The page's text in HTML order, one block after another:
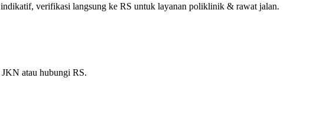
verifikasi langsung ke RS untuk layanan poliklinik & rawat jalan.
atau hubungi RS.